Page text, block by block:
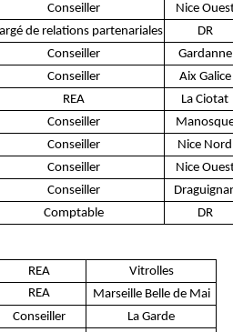
Conseiller
Nice
de relations partenariales
DR
Conseiller
Gardanne
Conseiller
Aix Galice
REA
La Ciotat
Conseiller
Conseiller
Nice Nord
Conseiller
Nice
Conseiller
Comptable DR
REA
Vitrolles
REA
Marseille Belle de Mai
Conseiller
La Garde